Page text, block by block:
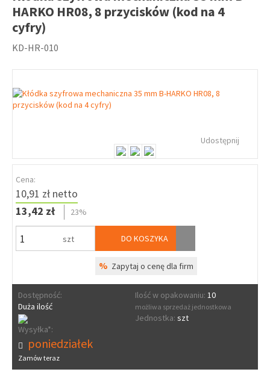
HARKO HR08, 8 przycisków (kod na 4
cyfry)
KD-HR-010
Udostępnij
Cena:
10,91 zł netto
13,42 zł
23%
szt DO KOSZYKA
% Zapytaj o cenę dla firm
Dostępność:
Duża ilość
Ilość w opakowaniu: 10
możliwa sprzedaż jednostkowa
Jednostka: szt
Wysyłka*:
poniedziałek
Zamów teraz